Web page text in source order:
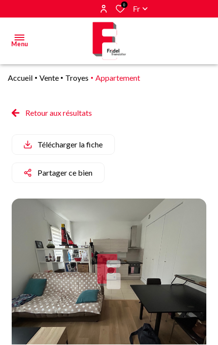
0 Fr
Menu
Estimer
vendus
sommes-
Blog
Accueil Vente Troyes Appartement
Retour aux résultats
Télécharger la fiche
Partager ce bien